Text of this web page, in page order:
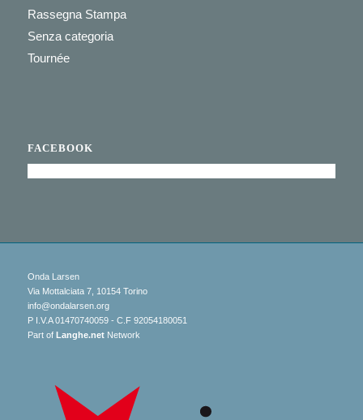
Rassegna Stampa
Senza categoria
Tournée
FACEBOOK
Onda Larsen
Via Mottalciata 7, 10154 Torino
info@ondalarsen.org
P I.V.A 01470740059 - C.F 92054180051
Part of Langhe.netNetwork